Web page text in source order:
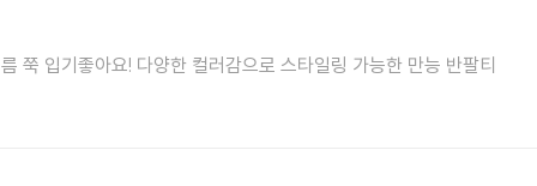
쭉 입기좋아요! 다양한 컬러감으로 스타일링 가능한 만능 반팔티